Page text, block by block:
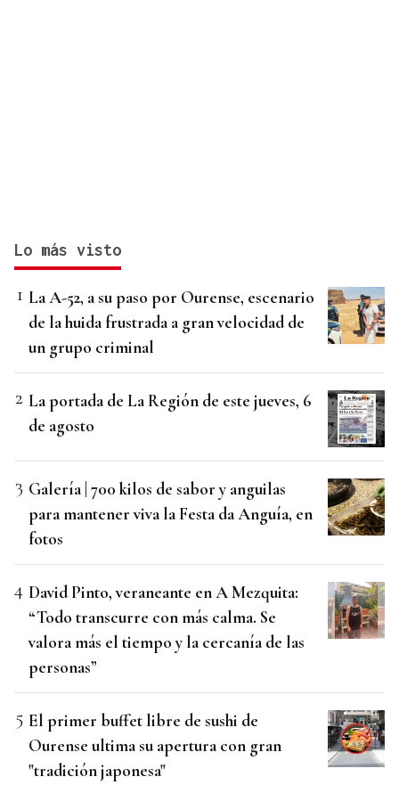
Lo más visto
La A-52, a su paso por Ourense, escenario
de la huida frustrada a gran velocidad de
un grupo criminal
La portada de La Región de este jueves, 6
de agosto
Galería | 700 kilos de sabor y anguilas
para mantener viva la Festa da Anguía, en
fotos
David Pinto, veraneante en A Mezquita:
“Todo transcurre con más calma. Se
valora más el tiempo y la cercanía de las
personas”
El primer buffet libre de sushi de
Ourense ultima su apertura con gran
"tradición japonesa"